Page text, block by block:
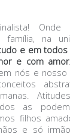
Onde
família, na
e em todos
e com amor
nós e nosso
as
filhos
e só